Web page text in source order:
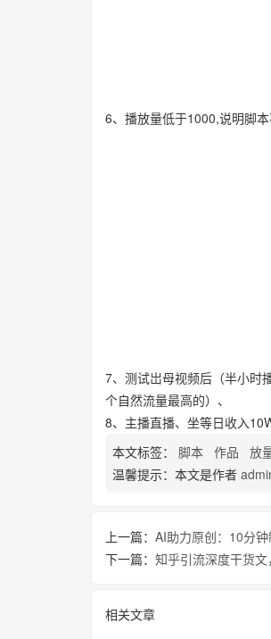
6、播放量低于1000,说明脚
7、测试岀母视频后（半小时
个自然流量最高的）、
8、主播直播、坐等日收入
本文标签： 脚本 作品 放
温馨提示：本文是作者
上一篇： AI助力原创：10分
下一篇： 知乎引流深度干货
相关文章